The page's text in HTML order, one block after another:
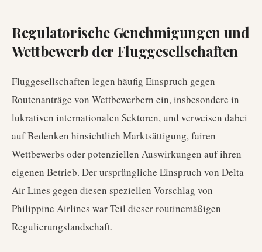
Regulatorische Genehmigungen und
Wettbewerb der Fluggesellschaften
Fluggesellschaften legen häufig Einspruch gegen
Routenanträge von Wettbewerbern ein, insbesondere in
lukrativen internationalen Sektoren, und verweisen dabei
auf Bedenken hinsichtlich Marktsättigung, fairen
Wettbewerbs oder potenziellen Auswirkungen auf ihren
eigenen Betrieb. Der ursprüngliche Einspruch von Delta
Air Lines gegen diesen speziellen Vorschlag von
Philippine Airlines war Teil dieser routinemäßigen
Regulierungslandschaft.